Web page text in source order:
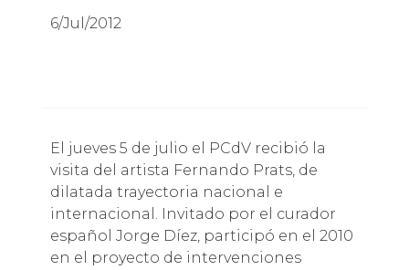
6/Jul/2012
El jueves 5 de julio el PCdV recibió la
visita del artista Fernando Prats, de
dilatada trayectoria nacional e
internacional. Invitado por el curador
español Jorge Díez, participó en el 2010
en el proyecto de intervenciones